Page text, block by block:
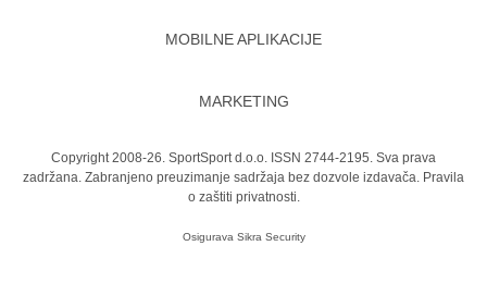
MOBILNE APLIKACIJE
MARKETING
Copyright 2008-26. SportSport d.o.o. ISSN 2744-2195. Sva prava
zadržana. Zabranjeno preuzimanje sadržaja bez dozvole izdavača. Pravila
o zaštiti privatnosti.
Osigurava Sikra Security